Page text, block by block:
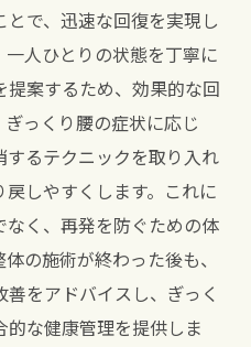
で、迅速な回復を実現し
人ひとりの状態を丁寧に
案するため、効果的な回
っくり腰の症状に応じ
るテクニックを取り入れ
しやすくします。これに
く、再発を防ぐための体
の施術が終わった後も、
をアドバイスし、ぎっく
的な健康管理を提供しま